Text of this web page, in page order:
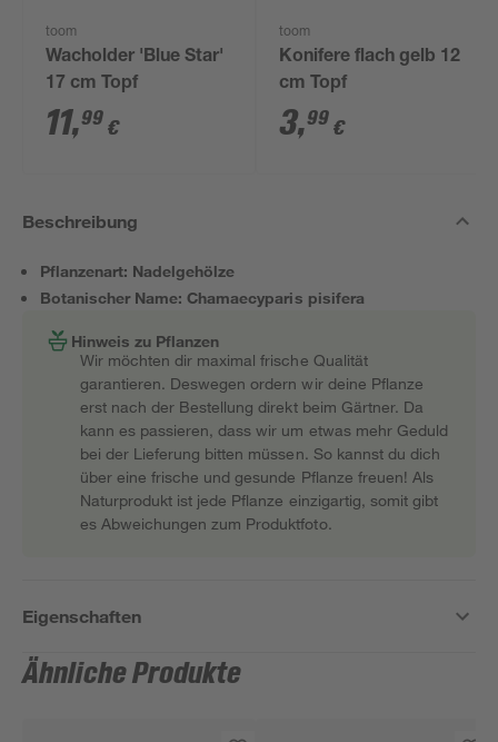
toom
Wacholder 'Blue Star'
17 cm Topf
11,99 €
toom
Konifere flach gelb 12
cm Topf
3,99 €
Beschreibung
Pflanzenart: Nadelgehölze
Botanischer Name: Chamaecyparis pisifera
Hinweis zu Pflanzen
Wir möchten dir maximal frische Qualität
garantieren. Deswegen ordern wir deine Pflanze
erst nach der Bestellung direkt beim Gärtner. Da
kann es passieren, dass wir um etwas mehr Geduld
bei der Lieferung bitten müssen. So kannst du dich
über eine frische und gesunde Pflanze freuen! Als
Naturprodukt ist jede Pflanze einzigartig, somit gibt
es Abweichungen zum Produktfoto.
Eigenschaften
Ähnliche Produkte